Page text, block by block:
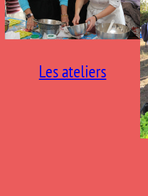
Les ateliers